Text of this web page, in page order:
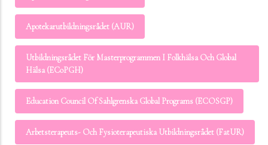
Apotekarutbildningsrådet (AUR)
Utbildningsrådet För Masterprogrammen I Folkhälsa Och Global
Hälsa (ECoPGH)
Education Council Of Sahlgrenska Global Programs (ECOSGP)
Arbetsterapeuts- Och Fysioterapeutiska Utbildningsrådet (FatUR)